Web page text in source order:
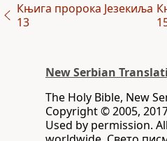
Књига пророка Језекиља
13
New Serbian
The Holy Bible, New
Copyright © 2005,
Used by permission.